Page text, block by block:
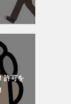
許可を